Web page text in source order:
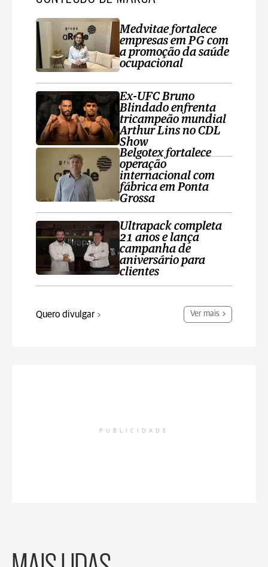
Medvitae fortalece
empresas em PG com
a promoção da saúde
ocupacional
Ex-UFC Bruno
Blindado enfrenta
tricampeão mundial
Arthur Lins no CDL
Show
Belgotex fortalece
operação
internacional com
fábrica em Ponta
Grossa
Ultrapack completa
21 anos e lança
campanha de
aniversário para
clientes
Quero divulgar Ver mais
PUBLICIDADE